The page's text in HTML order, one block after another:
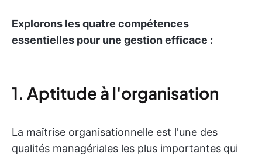
Explorons les quatre compétences
essentielles pour une gestion efficace :
1. Aptitude à l'organisation
La maîtrise organisationnelle est l'une des
qualités managériales les plus importantes qui